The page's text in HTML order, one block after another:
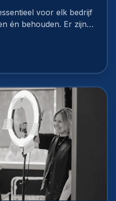
voor elk bedrijf
behouden. Er zijn
Hoe pak je dat
branding?